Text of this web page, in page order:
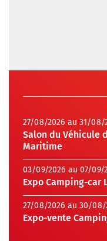
27/08/2026 au 31/08/
Salon du Véhicule
Maritime
03/09/2026 au 07/09/
Expo Camping-car
27/08/2026 au 30/08/
Expo-vente